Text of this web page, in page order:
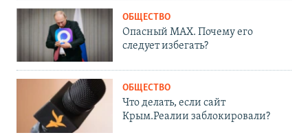
ОБЩЕСТВО
Опасный MAX. Почему его
следует избегать?
ОБЩЕСТВО
Что делать, если сайт
Крым.Реалии заблокировали?